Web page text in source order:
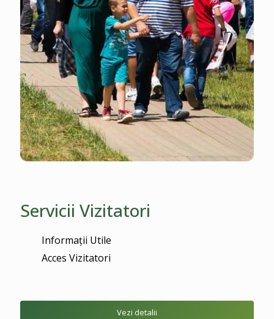
Servicii Vizitatori
Informaţii Utile
Acces Vizitatori
Vezi detalii